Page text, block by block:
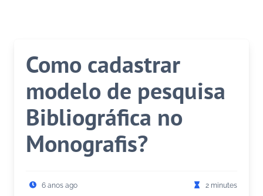
Como cadastrar
modelo de pesquisa
Bibliográfica no
Monografis?
6 anos ago 2 minutes